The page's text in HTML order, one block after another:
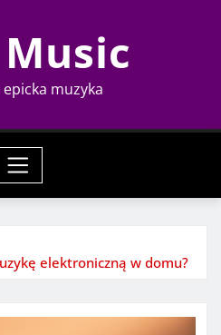
muzyka
elektroniczną w domu?